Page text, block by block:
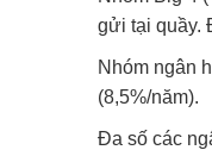
gửi tại quầy.
Nhóm ngân
(8,5%/năm).
Đa số các